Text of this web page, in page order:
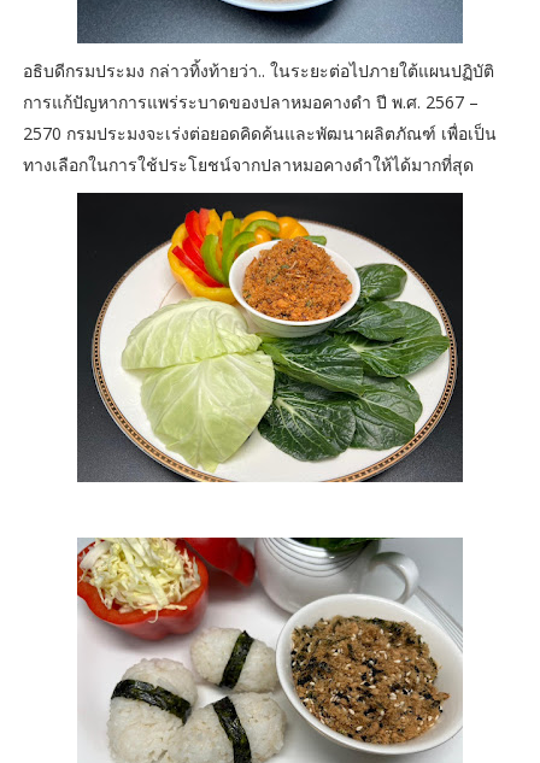
อธิบดีกรมประมง กล่าวทิ้งท้ายว่า.. ในระยะต่อไปภายใต้แผนปฏิบัติ
การแก้ปัญหาการแพร่ระบาดของปลาหมอคางดำ ปี พ.ศ. 2567 –
2570 กรมประมงจะเร่งต่อยอดคิดค้นและพัฒนาผลิตภัณฑ์ เพื่อเป็น
ทางเลือกในการใช้ประโยชน์จากปลาหมอคางดำให้ได้มากที่สุด